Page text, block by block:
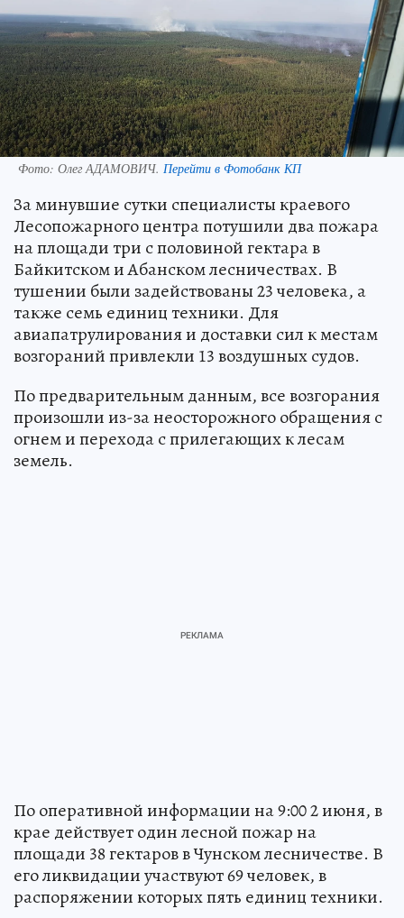
Фото: Олег АДАМОВИЧ. Перейти в Фотобанк КП
За минувшие сутки специалисты краевого
Лесопожарного центра потушили два пожара
на площади три с половиной гектара в
Байкитском и Абанском лесничествах. В
тушении были задействованы 23 человека, а
также семь единиц техники. Для
авиапатрулирования и доставки сил к местам
возгораний привлекли 13 воздушных судов.
По предварительным данным, все возгорания
произошли из-за неосторожного обращения с
огнем и перехода с прилегающих к лесам
земель.
По оперативной информации на 9:00 2 июня, в
крае действует один лесной пожар на
площади 38 гектаров в Чунском лесничестве. В
его ликвидации участвуют 69 человек, в
распоряжении которых пять единиц техники.